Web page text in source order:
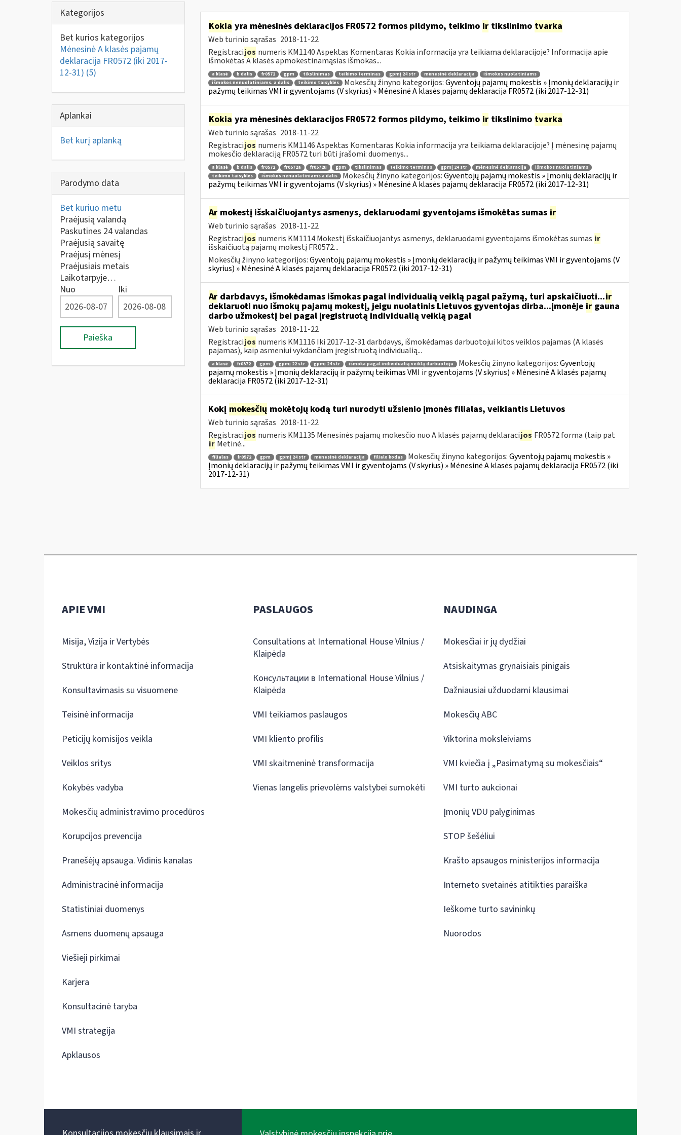
Kategorijos
Bet kurios kategorijos
Mėnesinė A klasės pajamų
deklaracija FR0572 (iki 2017-
12-31) (5)
Aplankai
Bet kurį aplanką
Parodymo data
Bet kuriuo metu
Praėjusią valandą
Paskutines 24 valandas
Praėjusią savaitę
Praėjusį mėnesį
Praėjusiais metais
Laikotarpyje…
Nuo
Iki
Paieška
Kokia yra mėnesinės deklaracijos FR0572 formos pildymo, teikimo irtikslinimo tvarka
Web turinio sąrašas 2018-11-22
Registracijos numeris KM1140 Aspektas Komentaras Kokia informacija yra teikiama deklaracijoje? Informacija apie
išmokėtas A klasės apmokestinamąsias išmokas...
a klasė b dalis fr0572 gpm tikslinimas teikimo terminas gpmį 24 str mėnesinė deklaracija
išmokos nuolatiniams
išmokos nenuolatiniams. a dalis
teikimo taisyklės Mokesčių žinyno kategorijos:Gyventojų pajamų mokestis » Įmonių deklaracijų ir
pažymų teikimas VMI ir gyventojams (V skyrius) » Mėnesinė A klasės pajamų deklaracija FR0572 (iki 2017-12-31)
Kokia yra mėnesinės deklaracijos FR0572 formos pildymo, teikimo irtikslinimo tvarka
Web turinio sąrašas 2018-11-22
Registracijos numeris KM1146 Aspektas Komentaras Kokia informacija yra teikiama deklaracijoje? Į mėnesinę pajamų
mokesčio deklaraciją FR0572 turi būti įrašomi: duomenys...
a klasė b dalis fr0572 fr0572a fr0572u gpm tikslinimas teikimo terminas gpmį 24 str mėnesinė deklaracija
išmokos nuolatiniams
teikimo taisyklės
išmokos nenuolatiniams a dalis Mokesčių žinyno kategorijos:Gyventojų pajamų mokestis » Įmonių deklaracijų ir
pažymų teikimas VMI ir gyventojams (V skyrius) » Mėnesinė A klasės pajamų deklaracija FR0572 (iki 2017-12-31)
Armokestį išskaičiuojantys asmenys, deklaruodami gyventojams išmokėtas sumas ir
Web turinio sąrašas 2018-11-22
Registracijos numeris KM1114 Mokestį išskaičiuojantys asmenys, deklaruodami gyventojams išmokėtas sumas ir
išskaičiuotą pajamų mokestį FR0572...
Mokesčių žinyno kategorijos:Gyventojų pajamų mokestis » Įmonių deklaracijų ir pažymų teikimas VMI ir gyventojams (V
skyrius) » Mėnesinė A klasės pajamų deklaracija FR0572 (iki 2017-12-31)
Ardarbdavys, išmokėdamas išmokas pagal individualią veiklą pagal pažymą, turi apskaičiuoti...ir
deklaruoti nuo išmokų pajamų mokestį, jeigu nuolatinis Lietuvos gyventojas dirba...įmonėje irgauna
darbo užmokestį bei pagal įregistruotą individualią veiklą pagal
Web turinio sąrašas 2018-11-22
Registracijos numeris KM1116 Iki 2017-12-31 darbdavys, išmokėdamas darbuotojui kitos veiklos pajamas (A klasės
pajamas), kaip asmeniui vykdančiam įregistruotą individualią...
a klasė fr0572 gpm gpmį 22 str gpmį 24 str išmoka pagal individualią veiklą darbuotoju Mokesčių žinyno kategorijos:Gyventojų
pajamų mokestis » Įmonių deklaracijų ir pažymų teikimas VMI ir gyventojams (V skyrius) » Mėnesinė A klasės pajamų
deklaracija FR0572 (iki 2017-12-31)
Kokį mokesčių mokėtojų kodą turi nurodyti užsienio įmonės filialas, veikiantis Lietuvos
Web turinio sąrašas 2018-11-22
Registracijos numeris KM1135 Mėnesinės pajamų mokesčio nuo A klasės pajamų deklaracijos FR0572 forma (taip pat
ir Metinė...
filialas fr0572 gpm gpmį 24 str mėnesinė deklaracija filialo kodas Mokesčių žinyno kategorijos:Gyventojų pajamų mokestis »
Įmonių deklaracijų ir pažymų teikimas VMI ir gyventojams (V skyrius) » Mėnesinė A klasės pajamų deklaracija FR0572 (iki
2017-12-31)
APIE VMI
Misija, Vizija ir Vertybės
Struktūra ir kontaktinė informacija
Konsultavimasis su visuomene
Teisinė informacija
Peticijų komisijos veikla
Veiklos sritys
Kokybės vadyba
Mokesčių administravimo procedūros
Korupcijos prevencija
Pranešėjų apsauga. Vidinis kanalas
Administracinė informacija
Statistiniai duomenys
Asmens duomenų apsauga
Viešieji pirkimai
Karjera
Konsultacinė taryba
VMI strategija
Apklausos
PASLAUGOS
Consultations at International House Vilnius /
Klaipėda
Консультации в International House Vilnius /
Klaipėda
VMI teikiamos paslaugos
VMI kliento profilis
VMI skaitmeninė transformacija
Vienas langelis prievolėms valstybei sumokėti
NAUDINGA
Mokesčiai ir jų dydžiai
Atsiskaitymas grynaisiais pinigais
Dažniausiai užduodami klausimai
Mokesčių ABC
Viktorina moksleiviams
VMI kviečia į „Pasimatymą su mokesčiais“
VMI turto aukcionai
Įmonių VDU palyginimas
STOP šešėliui
Krašto apsaugos ministerijos informacija
Interneto svetainės atitikties paraiška
Ieškome turto savininkų
Nuorodos